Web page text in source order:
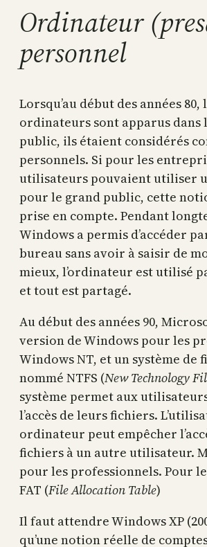
Ordinateur
personnel
Lorsqu’au début des années 80,
ordinateurs sont apparus dans
public, ils étaient considérés
personnels. Si pour les
utilisateurs pouvaient utiliser
pour le grand public, cette
prise en compte. Pendant
Windows a permis d’accéder
bureau sans avoir à saisir de
mieux, l’ordinateur est utilisé
et tout est partagé.
Au début des années 90,
version de Windows pour les
Windows NT, et un système de
nommé NTFS (New Technology
système permet aux
l’accès de leurs fichiers.
ordinateur peut empêcher
fichiers à un autre utilisateur.
pour les professionnels. Pour
FAT (File Allocation Table)
Il faut attendre Windows XP
qu’une notion réelle de